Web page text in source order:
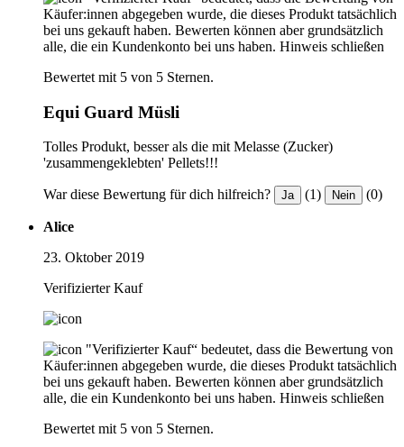
Käufer:innen abgegeben wurde, die dieses Produkt tatsächlich
bei uns gekauft haben. Bewerten können aber grundsätzlich
alle, die ein Kundenkonto bei uns haben. Hinweis schließen
Bewertet mit 5 von 5 Sternen.
Equi Guard Müsli
Tolles Produkt, besser als die mit Melasse (Zucker)
'zusammengeklebten' Pellets!!!
War diese Bewertung für dich hilfreich? Ja (1) Nein (0)
Alice
23. Oktober 2019
Verifizierter Kauf
"Verifizierter Kauf“ bedeutet, dass die Bewertung von
Käufer:innen abgegeben wurde, die dieses Produkt tatsächlich
bei uns gekauft haben. Bewerten können aber grundsätzlich
alle, die ein Kundenkonto bei uns haben. Hinweis schließen
Bewertet mit 5 von 5 Sternen.